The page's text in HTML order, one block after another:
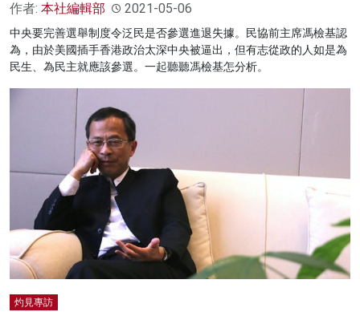
作者: 本社編輯部 2021-05-06
中央要完善選舉制度令泛民是否參選進退失據。民協前主席馮檢基認
為，由於美國插手香港政治太深中央被逼出，但有志從政的人如是為
民生、為民主就應該參選。一起聽聽馮檢基怎分析。
灼見專訪